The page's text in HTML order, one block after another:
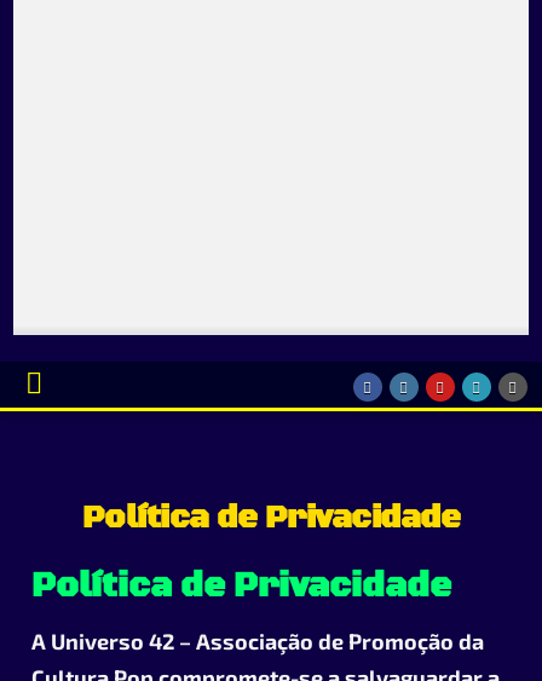
Política de Privacidade
Política de Privacidade
A Universo 42 – Associação de Promoção da